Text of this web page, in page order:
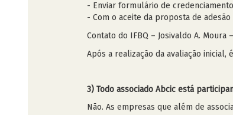
- Enviar formulário de
- Com o aceite da proposta de
Contato do IFBQ – Josivaldo A. Moura –
Após a realização da avaliação
3) Todo associado Abcic está
Não. As empresas que além de